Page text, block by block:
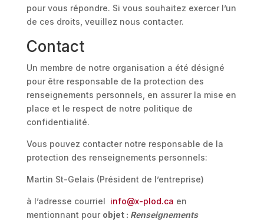
pour vous répondre. Si vous souhaitez exercer l’un
de ces droits, veuillez nous contacter.
Contact
Un membre de notre organisation a été désigné
pour être responsable de la protection des
renseignements personnels, en assurer la mise en
place et le respect de notre politique de
confidentialité.
Vous pouvez contacter notre responsable de la
protection des renseignements personnels:
Martin St-Gelais (Président de l’entreprise)
à l’adresse courriel info@x-plod.ca en
mentionnant pour objet : Renseignements